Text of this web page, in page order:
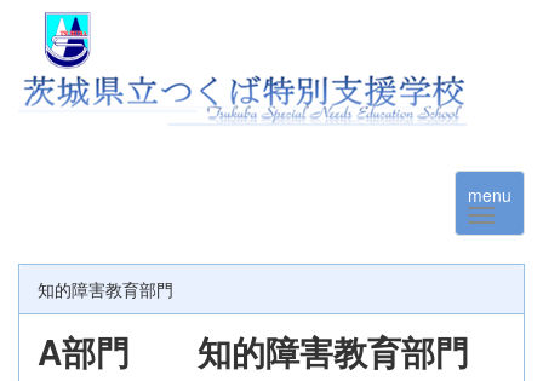
menu
知的障害教育部門
A部門 知的障害教育部門